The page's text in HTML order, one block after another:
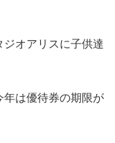
ジオアリスに子供達
年は優待券の期限が